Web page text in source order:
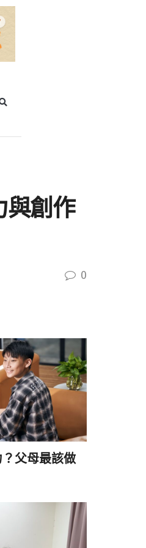
與創作
0
父母最該做